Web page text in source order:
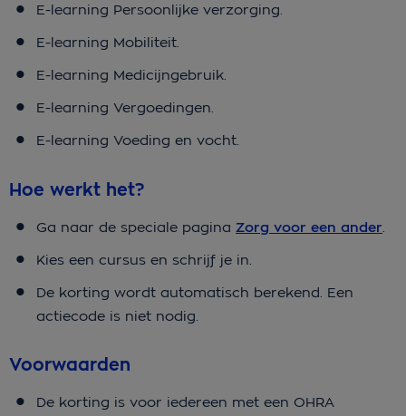
E-learning Persoonlijke verzorging.
E-learning Mobiliteit.
E-learning Medicijngebruik.
E-learning Vergoedingen.
E-learning Voeding en vocht.
Hoe werkt het?
Ga naar de speciale pagina Zorg voor een ander
Kies een cursus en schrijf je in.
De korting wordt automatisch berekend. Een
actiecode is niet nodig.
Voorwaarden
De korting is voor iedereen met een OHRA